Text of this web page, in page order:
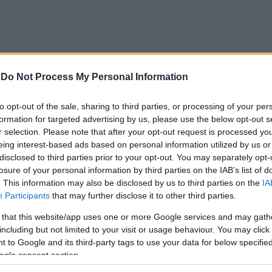
Do Not Process My Personal Information
opt-out of the sale, sharing to third parties, or processing of your
for targeted advertising by us, please use the below opt-out
selection. Please note that after your opt-out request is processed
interest-based ads based on personal information utilized by us
to third parties prior to your opt-out. You may separately
of your personal information by third parties on the IAB’s list of
This information may also be disclosed by us to third parties on the
Participants that may further disclose it to other third parties.
that this website/app uses one or more Google services and may
but not limited to your visit or usage behaviour. You may
to Google and its third-party tags to use your data for below
consent section.
εντόπισαν τον άνδρα να οδηγεί ένα Ι.Χ. επιβατικό
του έκαναν σήμα στάσης.
την πορεία του οδηγώντας επικίνδυνα. Τελικά,
δεν τα κατάφερε και συνελήφθη. Συνελήφθησαν και οι
ένα κινητό τηλέφωνο.
Ροδόπης. Την προανάκριση διενεργεί το